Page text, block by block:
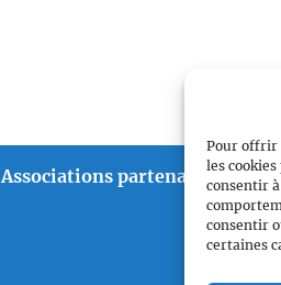
Pour offrir
les
consentir
consentir
certaines
Associations partenaires